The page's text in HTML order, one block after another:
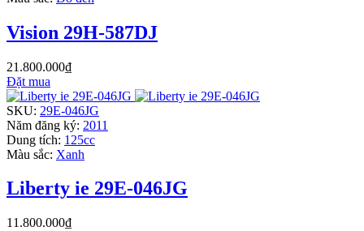
Vision 29H-587DJ
21.800.000₫
Đặt mua
SKU: 29E-046JG
Năm đăng ký: 2011
Dung tích: 125cc
Màu sắc: Xanh
Liberty ie 29E-046JG
11.800.000₫